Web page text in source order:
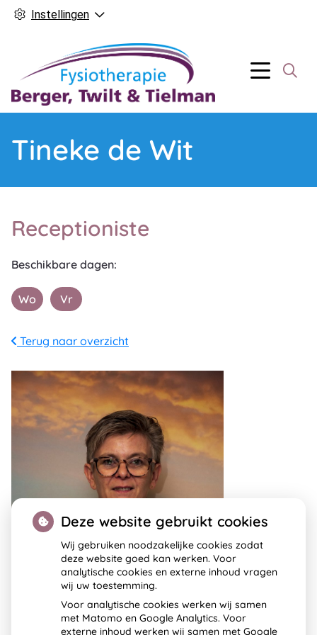
Instellingen
Menu
Tineke de Wit
Receptioniste
Beschikbare dagen:
Woensdag
Wo Vrijdag
Vr
Terug naar overzicht
Deze website gebruikt cookies
Wij gebruiken noodzakelijke cookies zodat
deze website goed kan werken. Voor
analytische cookies en externe inhoud vragen
wij uw toestemming.
Voor analytische cookies werken wij samen
met Matomo en Google Analytics. Voor
externe inhoud werken wij samen met Google